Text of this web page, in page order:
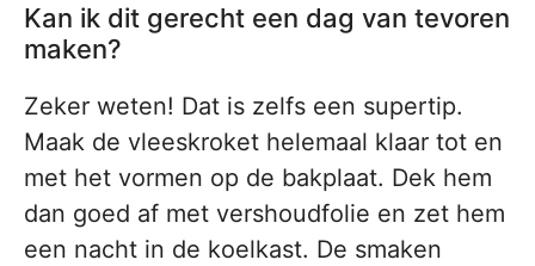
Kan ik dit gerecht een dag van tevoren
maken?
Zeker weten! Dat is zelfs een supertip.
Maak de vleeskroket helemaal klaar tot en
met het vormen op de bakplaat. Dek hem
dan goed af met vershoudfolie en zet hem
een nacht in de koelkast. De smaken